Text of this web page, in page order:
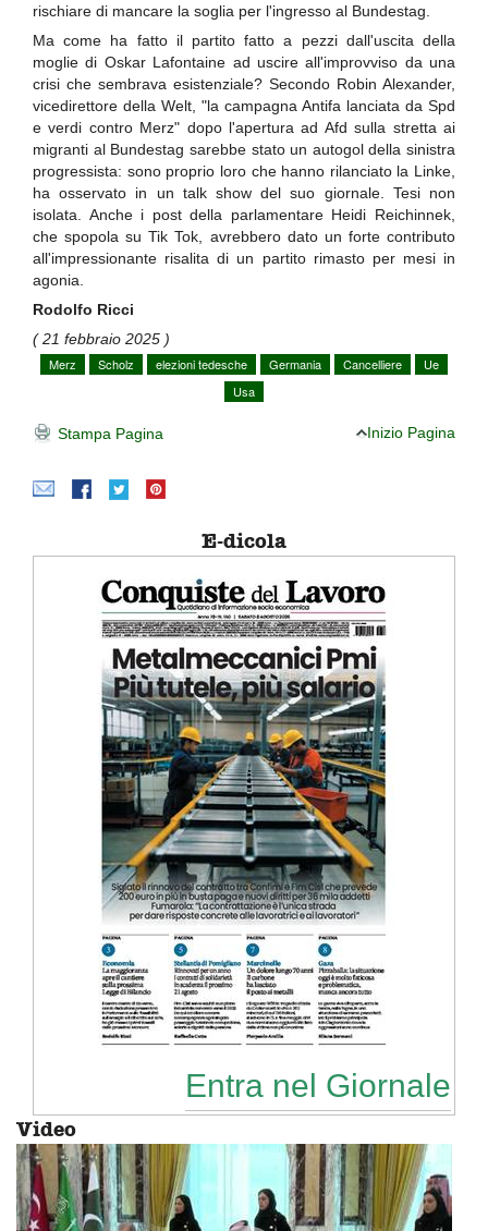
rischiare di mancare la soglia per l'ingresso al Bundestag.
Ma come ha fatto il partito fatto a pezzi dall'uscita della
moglie di Oskar Lafontaine ad uscire all'improvviso da una
crisi che sembrava esistenziale? Secondo Robin Alexander,
vicedirettore della Welt, "la campagna Antifa lanciata da Spd
e verdi contro Merz" dopo l'apertura ad Afd sulla stretta ai
migranti al Bundestag sarebbe stato un autogol della sinistra
progressista: sono proprio loro che hanno rilanciato la Linke,
ha osservato in un talk show del suo giornale. Tesi non
isolata. Anche i post della parlamentare Heidi Reichinnek,
che spopola su Tik Tok, avrebbero dato un forte contributo
all'impressionante risalita di un partito rimasto per mesi in
agonia.
Rodolfo Ricci
( 21 febbraio 2025 )
Merz
Scholz elezioni tedesche Germania Cancelliere
Ue
Usa
Stampa Pagina Inizio Pagina
E-dicola
Entra nel Giornale
Video